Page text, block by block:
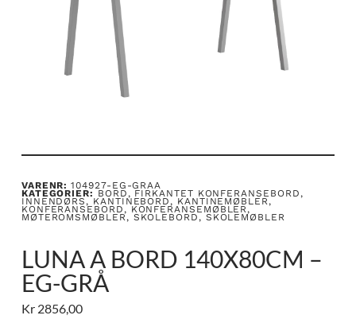
VARENR:104927-EG-GRAA
KATEGORIER: BORD, FIRKANTET KONFERANSEBORD,
INNENDØRS, KANTINEBORD, KANTINEMØBLER,
KONFERANSEBORD, KONFERANSEMØBLER,
MØTEROMSMØBLER, SKOLEBORD, SKOLEMØBLER
LUNA A BORD 140X80CM –
EG-GRÅ
Kr2856,00